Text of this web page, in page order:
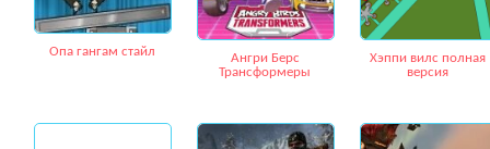
Опа гангам стайл
Ангри Берс
Трансформеры
Хэппи вилс полная
версия